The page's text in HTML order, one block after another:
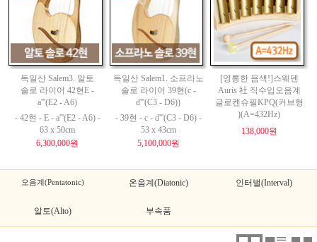
독일산 Salem3. 알토
솔로 라이어 42현E -
a'''(E2 - A6)
- 42현 - E - a'''(E2 - A6) -
63 x 50cm
6,300,000원
독일산 Salem1. 소프라노
솔로 라이어 39현(c -
d'''(C3 - D6))
- 39현 - c - d'''(C3 - D6) -
53 x 43cm
5,100,000원
[영롱한 음색!]스웨덴
Auris 社 직수입오음계
글로켄슈필KPQ(커브형
)(A=432Hz)
138,000원
오음계(Pentatonic) 온음계(Diatonic) 인터벌(Interval)
알토(Alto) 부속품